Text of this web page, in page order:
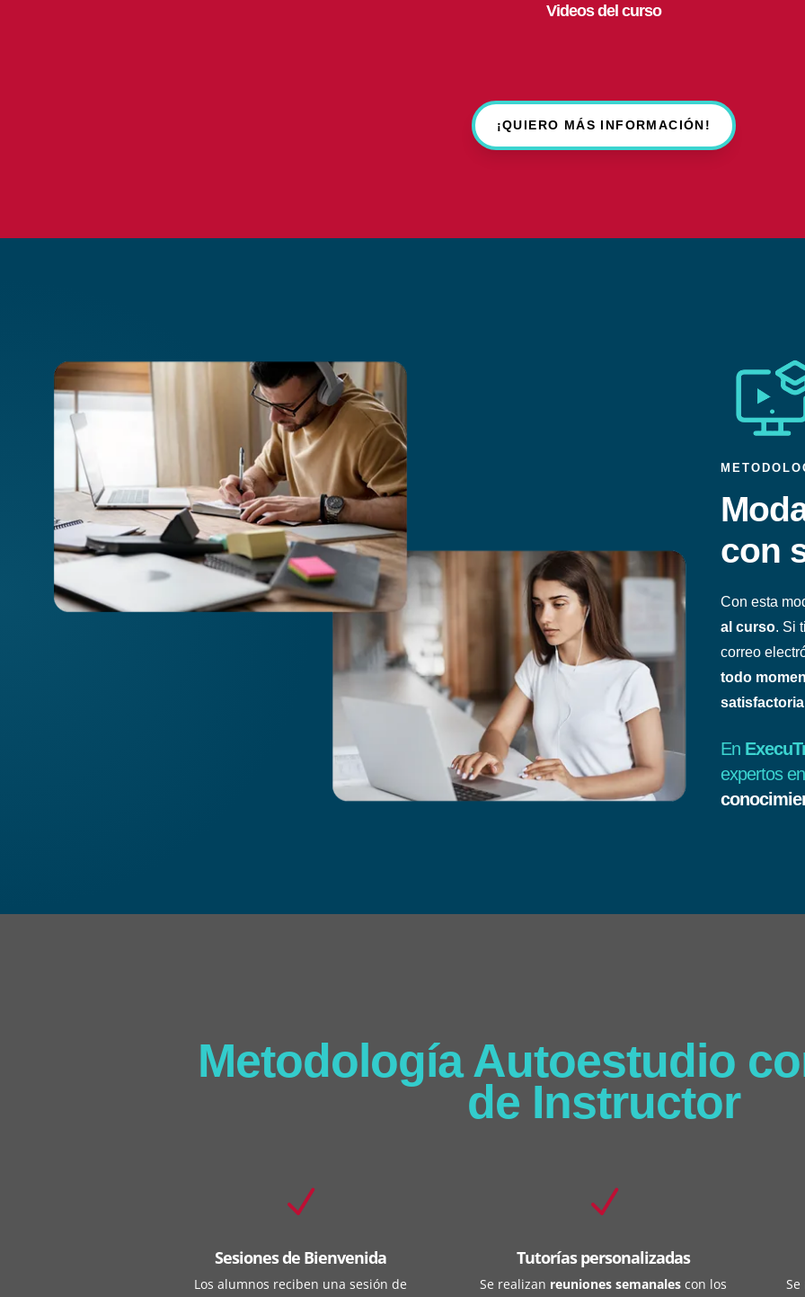
Videos del curso
¡QUIERO MÁS INFORMACIÓN!
con
Con esta
al curso. Si
correo
todo
En
expertos
Metodología Autoestudio
de Instructor
N
Sesiones de Bienvenida
Los alumnos reciben una sesión de
N
Tutorías personalizadas
Se realizan reuniones semanales con los